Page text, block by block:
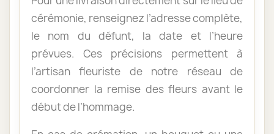
cérémonie, renseignez l’adresse complète,
le nom du défunt, la date et l’heure
prévues. Ces précisions permettent à
l’artisan fleuriste de notre réseau de
coordonner la remise des fleurs avant le
début de l’hommage.